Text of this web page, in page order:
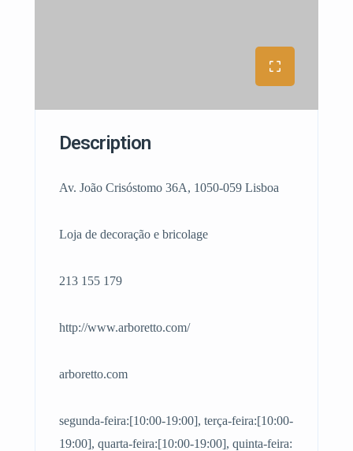
Description
Av. João Crisóstomo 36A, 1050-059 Lisboa
Loja de decoração e bricolage
213 155 179
http://www.arboretto.com/
arboretto.com
segunda-feira:[10:00-19:00], terça-feira:[10:00-
19:00], quarta-feira:[10:00-19:00], quinta-feira: